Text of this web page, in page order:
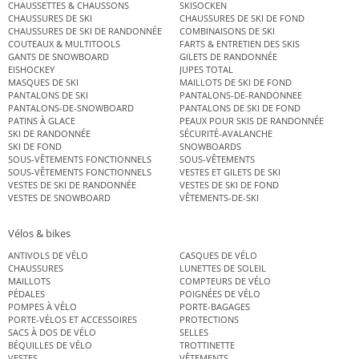
CHAUSSETTES & CHAUSSONS
SKISOCKEN
CHAUSSURES DE SKI
CHAUSSURES DE SKI DE FOND
CHAUSSURES DE SKI DE RANDONNÉE
COMBINAISONS DE SKI
COUTEAUX & MULTITOOLS
FARTS & ENTRETIEN DES SKIS
GANTS DE SNOWBOARD
GILETS DE RANDONNÉE
EISHOCKEY
JUPES TOTAL
MASQUES DE SKI
MAILLOTS DE SKI DE FOND
PANTALONS DE SKI
PANTALONS-DE-RANDONNEE
PANTALONS-DE-SNOWBOARD
PANTALONS DE SKI DE FOND
PATINS À GLACE
PEAUX POUR SKIS DE RANDONNÉE
SKI DE RANDONNÉE
SÉCURITÉ-AVALANCHE
SKI DE FOND
SNOWBOARDS
SOUS-VÊTEMENTS FONCTIONNELS
SOUS-VÊTEMENTS
SOUS-VÊTEMENTS FONCTIONNELS
VESTES ET GILETS DE SKI
VESTES DE SKI DE RANDONNÉE
VESTES DE SKI DE FOND
VESTES DE SNOWBOARD
VÊTEMENTS-DE-SKI
Vélos & bikes
ANTIVOLS DE VÉLO
CASQUES DE VÉLO
CHAUSSURES
LUNETTES DE SOLEIL
MAILLOTS
COMPTEURS DE VÉLO
PÉDALES
POIGNÉES DE VÉLO
POMPES À VÉLO
PORTE-BAGAGES
PORTE-VÉLOS ET ACCESSOIRES
PROTECTIONS
SACS À DOS DE VÉLO
SELLES
BÉQUILLES DE VÉLO
TROTTINETTE